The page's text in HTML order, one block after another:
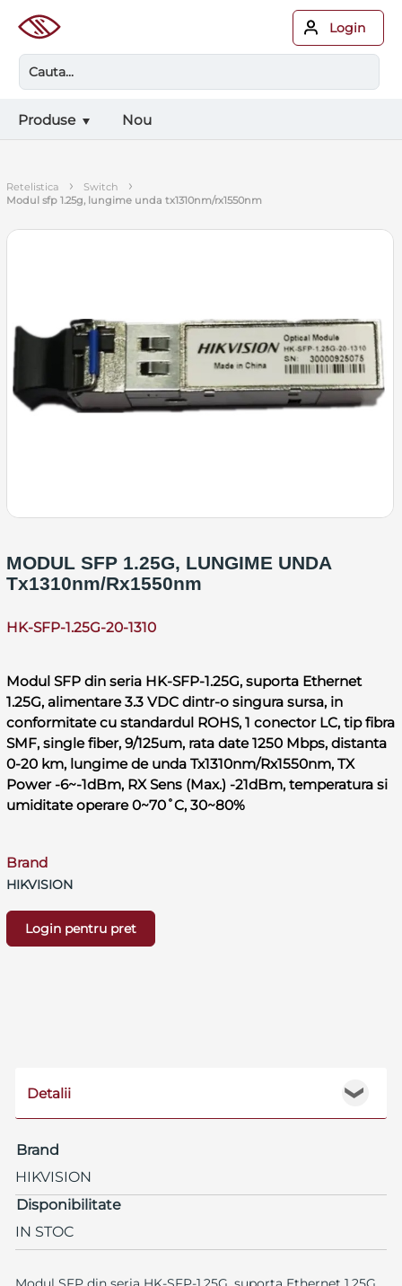
Login
Produse Nou
retelistica › switch ›
modul sfp 1.25g, lungime unda tx1310nm/rx1550nm
MODUL SFP 1.25G, LUNGIME UNDA
Tx1310nm/Rx1550nm
HK-SFP-1.25G-20-1310
Modul SFP din seria HK-SFP-1.25G, suporta Ethernet
1.25G, alimentare 3.3 VDC dintr-o singura sursa, in
conformitate cu standardul ROHS, 1 conector LC, tip fibra
SMF, single fiber, 9/125um, rata date 1250 Mbps, distanta
0-20 km, lungime de unda Tx1310nm/Rx1550nm, TX
Power -6~-1dBm, RX Sens (Max.) -21dBm, temperatura si
umiditate operare 0~70˚C, 30~80%
Brand
HIKVISION
Login pentru pret
❯
Detalii
Brand
HIKVISION
Disponibilitate
IN STOC